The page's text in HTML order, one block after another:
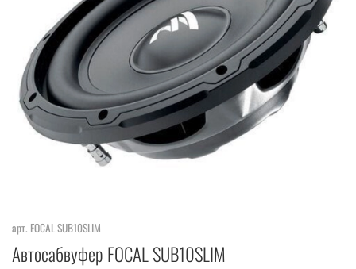
арт. FOCAL SUB10SLIM
Автосабвуфер FOCAL SUB10SLIM